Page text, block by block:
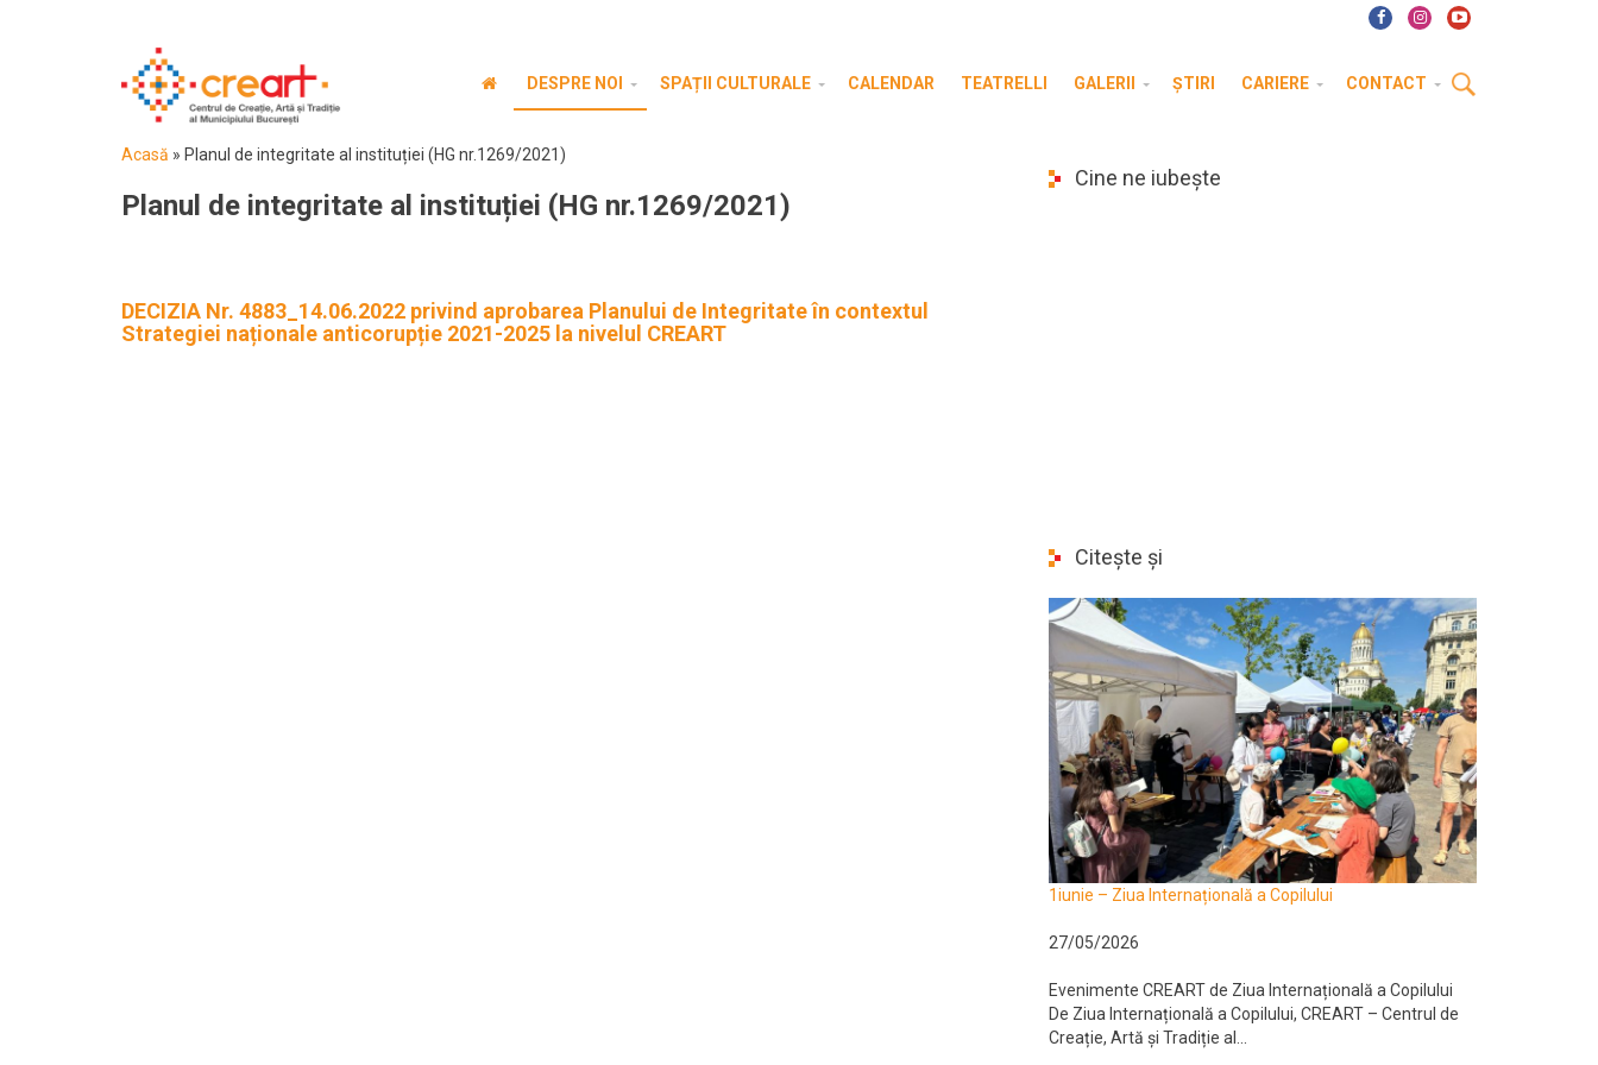
DESPRE NOI SPAȚII CULTURALE CALENDAR TEATRELLI GALERII ȘTIRI CARIERE CONTACT
Acasă » Planul de integritate al instituției (HG nr.1269/2021)
Planul de integritate al instituției (HG nr.1269/2021)
DECIZIA Nr. 4883_14.06.2022 privind aprobarea Planului de Integritate în contextul
Strategiei naționale anticorupție 2021-2025 la nivelul CREART
Cine ne iubește
Citește și
1iunie – Ziua Internațională a Copilului
27/05/2026
Evenimente CREART de Ziua Internațională a Copilului
De Ziua Internațională a Copilului, CREART – Centrul de
Creație, Artă și Tradiție al...